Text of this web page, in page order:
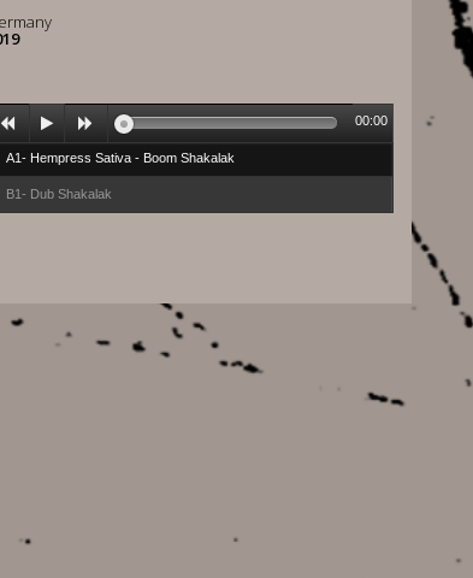
A1- Hempress Sativa - Boom Shakalak
B1- Dub Shakalak
00:00